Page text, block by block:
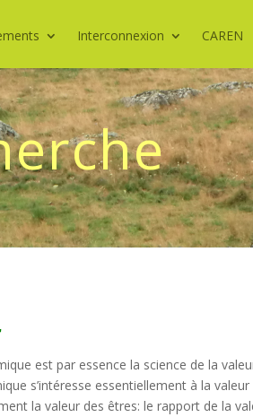
Interconnexion CAREN
est par essence la science de la
s’intéresse essentiellement à la
la valeur des êtres: le rapport de la